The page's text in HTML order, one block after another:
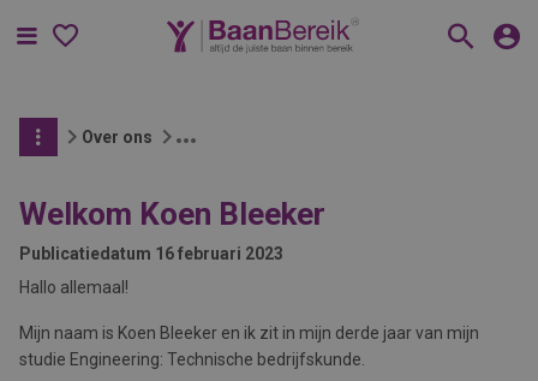
Menu
Over ons
Welkom Koen Bleeker
Publicatiedatum 16 februari 2023
Hallo allemaal!
Mijn naam is Koen Bleeker en ik zit in mijn derde jaar van mijn
studie Engineering: Technische bedrijfskunde.